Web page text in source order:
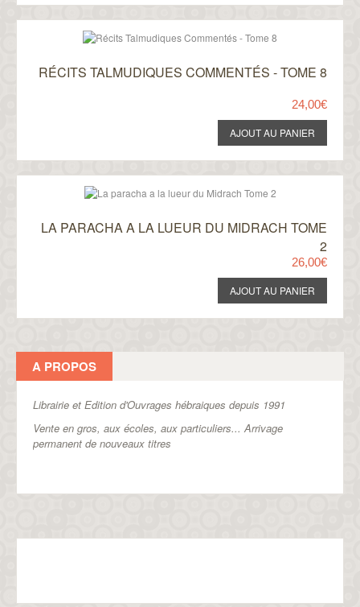
RÉCITS TALMUDIQUES COMMENTÉS - TOME 8
24,00€
LA PARACHA A LA LUEUR DU MIDRACH TOME
2
26,00€
A PROPOS
Librairie et Edition d'Ouvrages hébraiques depuis 1991
Vente en gros, aux écoles, aux particuliers...Arrivage
permanent de nouveaux titres